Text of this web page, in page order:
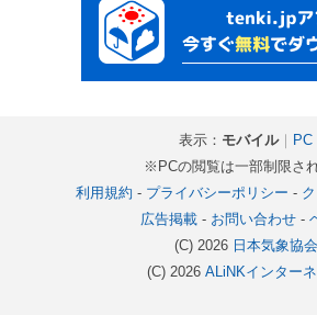
表示： モバイル｜ PC
※PCの閲覧は一部制限さ
利用規約 - プライバシーポリシー -
広告掲載- お問い合わせ-
(C) 2026 日本気象協会
(C) 2026 ALiNKインター